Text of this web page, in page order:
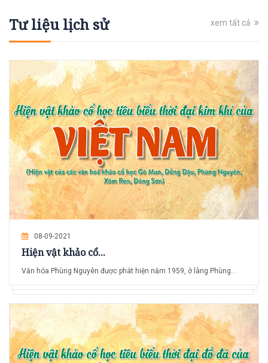
Tư liệu lịch sử xem tất cả
08-09-2021
Hiện vật khảo cổ...
Văn hóa Phùng Nguyên được phát hiện năm 1959, ở làng Phùng...